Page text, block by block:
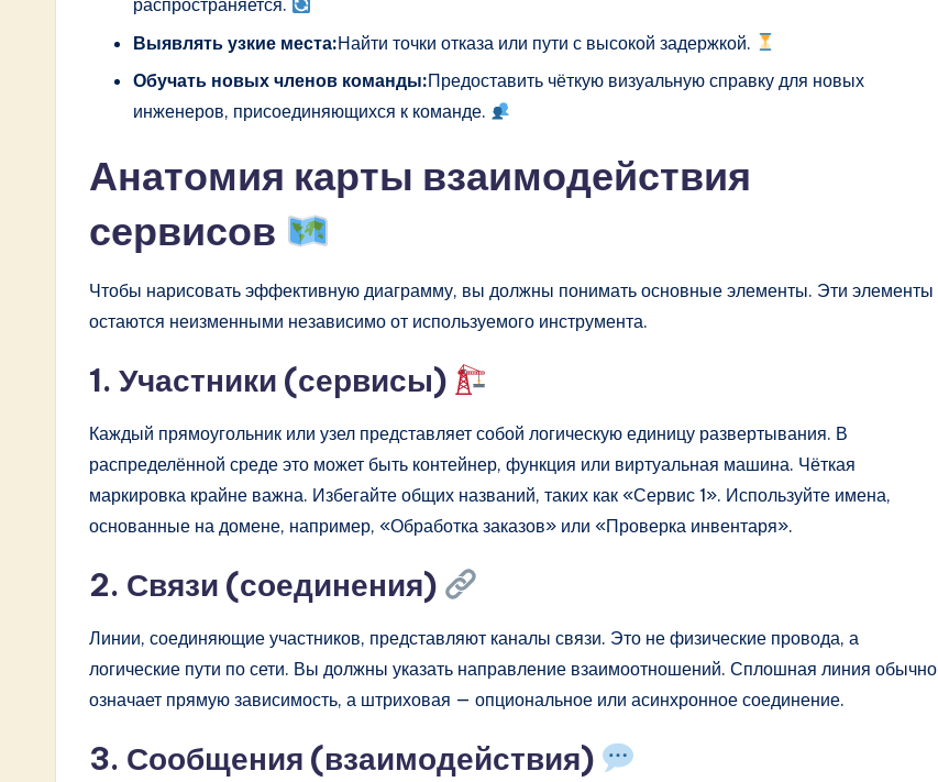
распространяется.
Выявлять узкие места:Найти точки отказа или пути с высокой задержкой.
Обучать новых членов команды:Предоставить чёткую визуальную справку для новых
инженеров, присоединяющихся к команде.
Анатомия карты взаимодействия
сервисов
Чтобы нарисовать эффективную диаграмму, вы должны понимать основные элементы. Эти элементы
остаются неизменными независимо от используемого инструмента.
1. Участники (сервисы)
Каждый прямоугольник или узел представляет собой логическую единицу развертывания. В
распределённой среде это может быть контейнер, функция или виртуальная машина. Чёткая
маркировка крайне важна. Избегайте общих названий, таких как «Сервис 1». Используйте имена,
основанные на домене, например, «Обработка заказов» или «Проверка инвентаря».
2. Связи (соединения)
Линии, соединяющие участников, представляют каналы связи. Это не физические провода, а
логические пути по сети. Вы должны указать направление взаимоотношений. Сплошная линия обычно
означает прямую зависимость, а штриховая — опциональное или асинхронное соединение.
3. Сообщения (взаимодействия)